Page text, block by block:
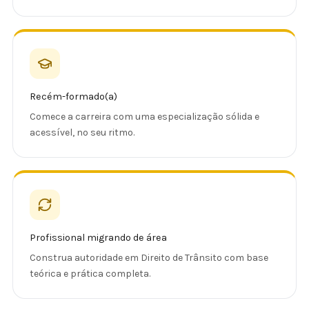
Recém-formado(a)
Comece a carreira com uma especialização sólida e
acessível, no seu ritmo.
Profissional migrando de área
Construa autoridade em Direito de Trânsito com base
teórica e prática completa.